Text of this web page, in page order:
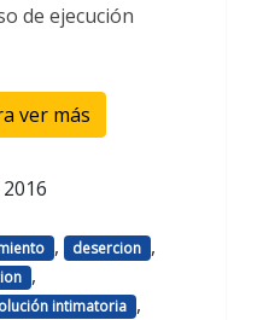
de ejecución
ver más
, desercion ,
,
intimatoria ,